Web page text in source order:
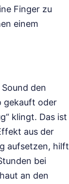
Finger zu
einem
den
gekauft oder
klingt. Das ist
aus der
aufsetzen, hilft
bei
an den